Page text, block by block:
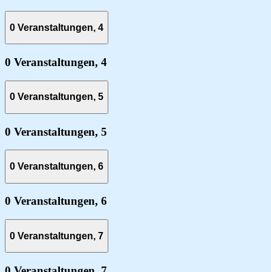
0 Veranstaltungen, 4
0 Veranstaltungen, 4
0 Veranstaltungen, 5
0 Veranstaltungen, 5
0 Veranstaltungen, 6
0 Veranstaltungen, 6
0 Veranstaltungen, 7